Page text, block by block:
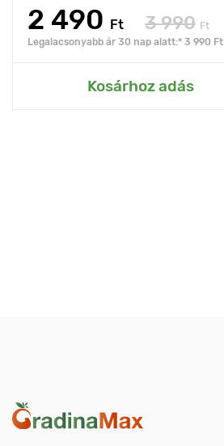
2 490 Ft 3 990 Ft
Legalacsonyabb ár 30 nap alatt:* 3 990 Ft
Kosárhoz adás